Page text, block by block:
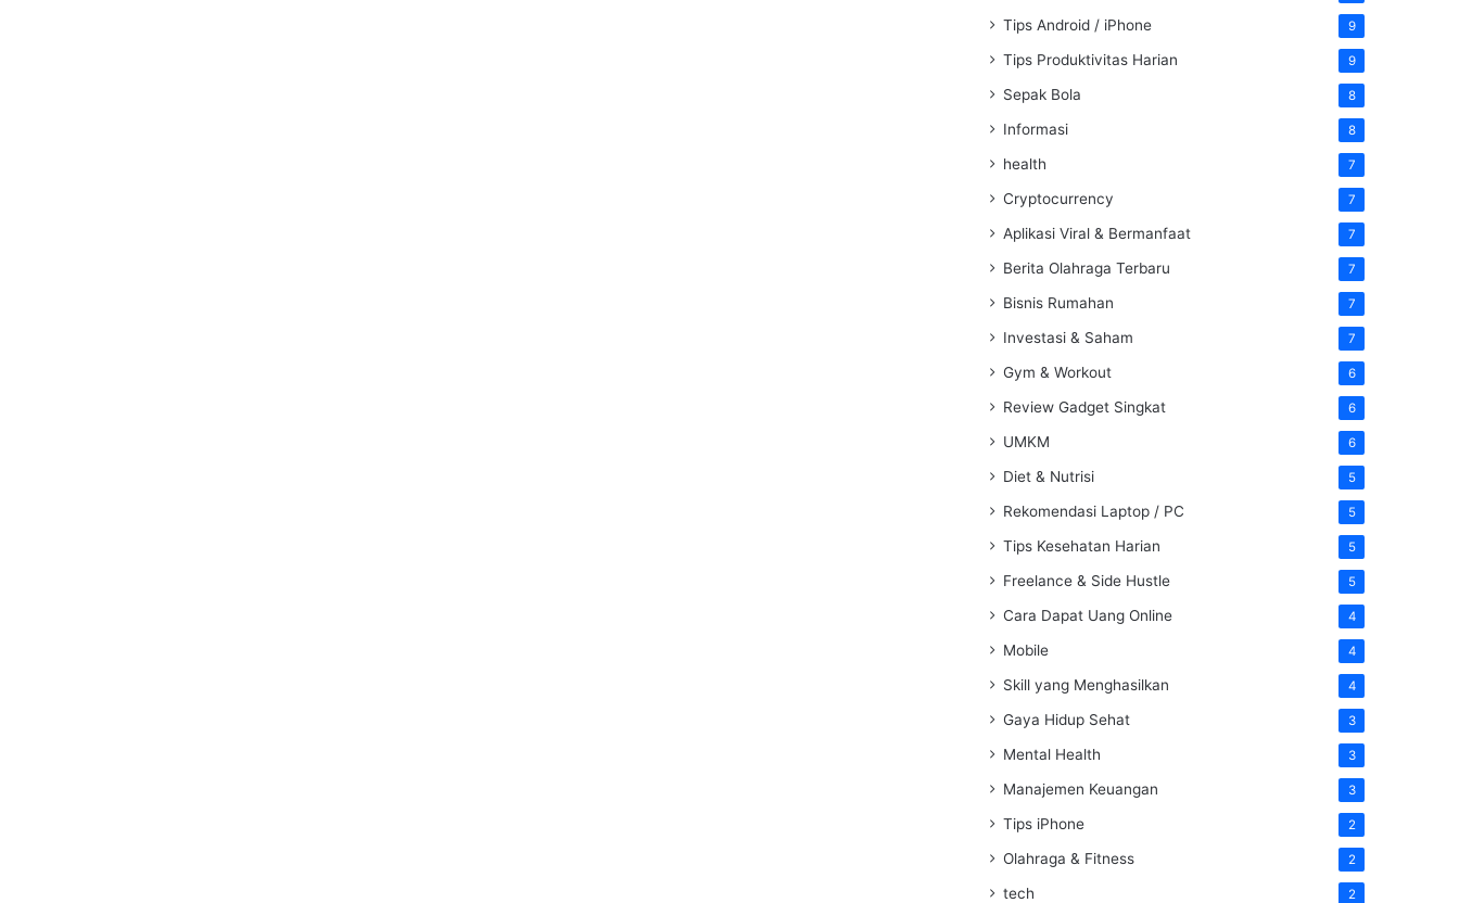
Tips Android / iPhone 9
Tips Produktivitas Harian 9
Sepak Bola 8
Informasi 8
health 7
Cryptocurrency 7
Aplikasi Viral & Bermanfaat 7
Berita Olahraga Terbaru 7
Bisnis Rumahan 7
Investasi & Saham 7
Gym & Workout 6
Review Gadget Singkat 6
UMKM 6
Diet & Nutrisi 5
Rekomendasi Laptop / PC 5
Tips Kesehatan Harian 5
Freelance & Side Hustle 5
Cara Dapat Uang Online 4
Mobile 4
Skill yang Menghasilkan 4
Gaya Hidup Sehat 3
Mental Health 3
Manajemen Keuangan 3
Tips iPhone 2
Olahraga & Fitness 2
tech 2